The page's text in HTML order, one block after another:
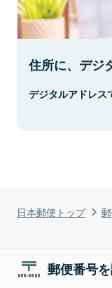
日本郵便トップ
住所に、デジ
デジタルアドレス
郵便番号